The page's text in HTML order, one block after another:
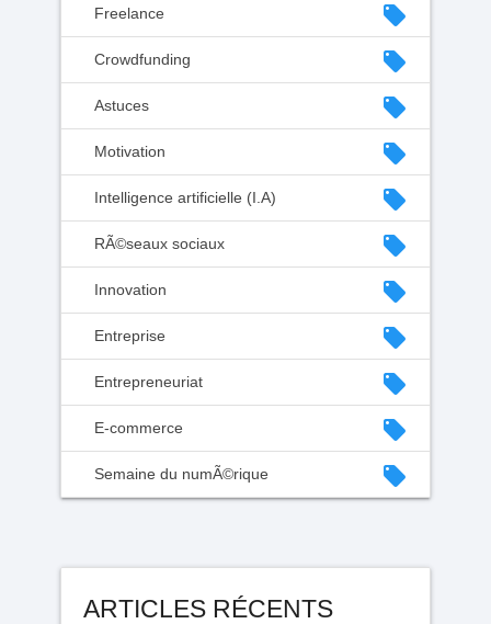
Freelance local_offer
Crowdfunding local_offer
Astuces local_offer
Motivation local_offer
Intelligence artificielle (I.A) local_offer
RÃ©seaux sociaux local_offer
Innovation local_offer
Entreprise local_offer
Entrepreneuriat local_offer
E-commerce local_offer
Semaine du numÃ©rique local_offer
ARTICLES RÉCENTS